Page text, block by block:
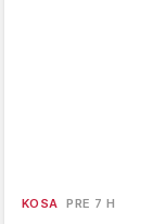
KOSA PRE 7 H